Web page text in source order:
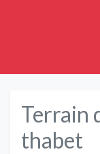
Terrain
thabet